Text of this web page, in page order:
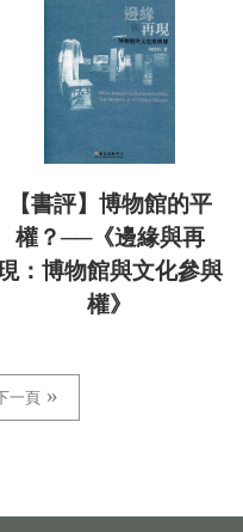
【書評】博物館的平
權？──《邊緣與再
：博物館與文化參與
權》
一頁